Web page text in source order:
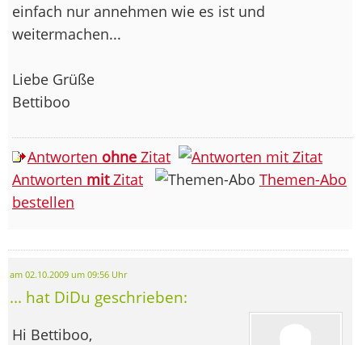
einfach nur annehmen wie es ist und
weitermachen...
Liebe Grüße
Bettiboo
Antworten ohne Zitat
Antworten mitZitat
Themen-Abo
bestellen
am 02.10.2009 um 09:56 Uhr
... hat DiDu geschrieben:
Hi Bettiboo,